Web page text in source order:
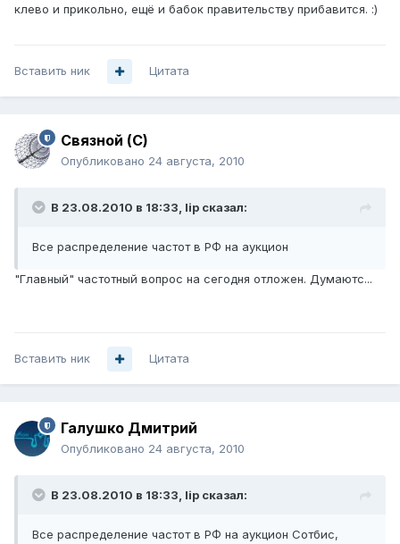
клево и прикольно, ещё и бабок правительству прибавится. :)
Вставить ник Цитата
Связной (С)
Опубликовано 24 августа, 2010
В 23.08.2010 в 18:33, lip сказал:
Все распределение частот в РФ на аукцион
"Главный" частотный вопрос на сегодня отложен. Думаютс...
Вставить ник Цитата
Галушко Дмитрий
Опубликовано 24 августа, 2010
В 23.08.2010 в 18:33, lip сказал:
Все распределение частот в РФ на аукцион Сотбис,